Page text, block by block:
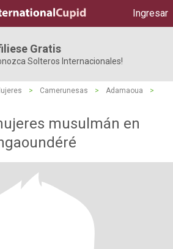
Ingresar
Gratis
Solteros Internacionales!
> Camerunesas > Adamaoua
>
musulmán en